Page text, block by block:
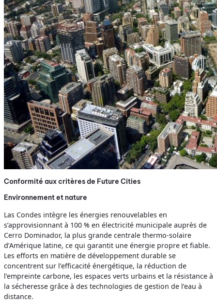
Conformité aux critères de Future Cities
Environnement et nature
Las Condes intègre les énergies renouvelables en
s’approvisionnant à 100 % en électricité municipale auprès de
Cerro Dominador, la plus grande centrale thermo-solaire
d’Amérique latine, ce qui garantit une énergie propre et fiable.
Les efforts en matière de développement durable se
concentrent sur l’efficacité énergétique, la réduction de
l’empreinte carbone, les espaces verts urbains et la résistance à
la sécheresse grâce à des technologies de gestion de l’eau à
distance.